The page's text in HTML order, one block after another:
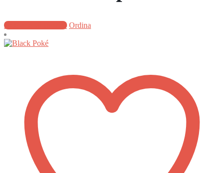
Aggiungi al carrello Ordina